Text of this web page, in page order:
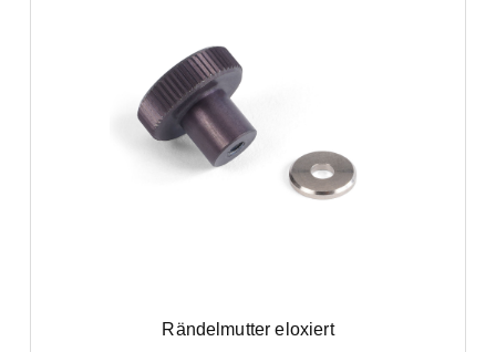
Rändelmutter eloxiert